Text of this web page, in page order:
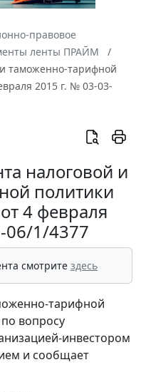
правовое
ленты ПРАЙМ
таможенно-тарифной
2015 г. № 03-03-
налоговой и
политики
4 февраля
06/1/4377
смотрите здесь
тарифной
вопросу
инвестором
и сообщает